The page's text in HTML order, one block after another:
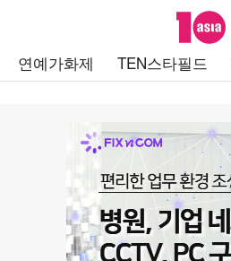
텐아시아
연예가화제 TEN스타필드